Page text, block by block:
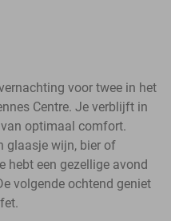
voor twee in het
Centre. Je verblijft in
optimaal comfort.
glaasje wijn, bier of
hebt een gezellige avond
volgende ochtend geniet